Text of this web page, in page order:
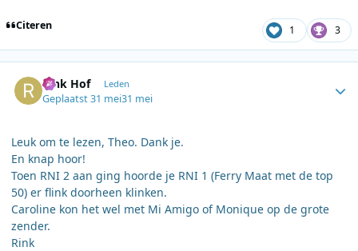
Citeren 1 3
Rink Hof Leden
Geplaatst31 mei31 mei
Leuk om te lezen, Theo. Dank je.
En knap hoor!
Toen RNI 2 aan ging hoorde je RNI 1 (Ferry Maat met de top
50) er flink doorheen klinken.
Caroline kon het wel met Mi Amigo of Monique op de grote
zender.
Rink